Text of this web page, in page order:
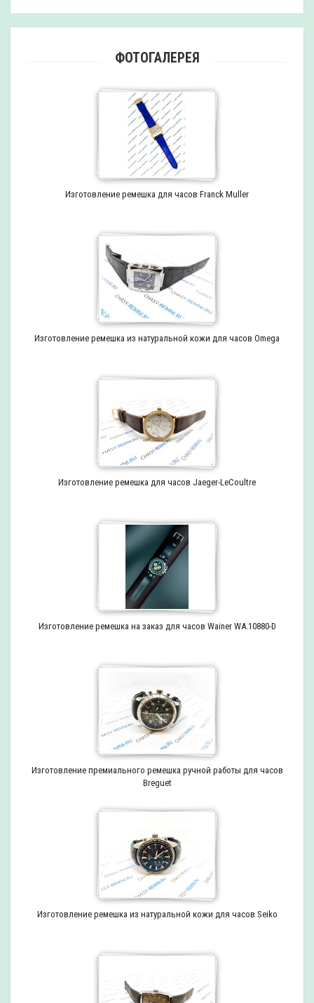
ФОТОГАЛЕРЕЯ
Изготовление ремешка для часов Franck Muller
Изготовление ремешка из натуральной кожи для часов Omega
Изготовление ремешка для часов Jaeger-LeCoultre
Изготовление ремешка на заказ для часов Wainer WA.10880-D
Изготовление премиального ремешка ручной работы для часов
Breguet
Изготовление ремешка из натуральной кожи для часов Seiko